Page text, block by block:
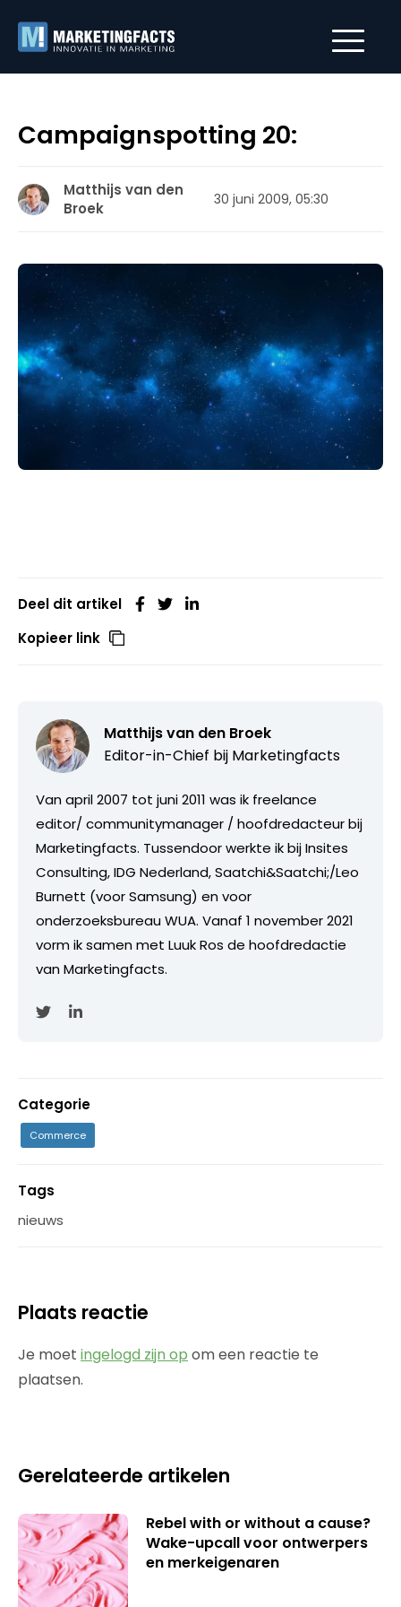
Campaignspotting 20:
Matthijs van den
Broek
30 juni 2009, 05:30
Deel dit artikel
Kopieer link
Matthijs van den Broek
Editor-in-Chief bij Marketingfacts
Van april 2007 tot juni 2011 was ik freelance
editor/ communitymanager / hoofdredacteur bij
Marketingfacts. Tussendoor werkte ik bij Insites
Consulting, IDG Nederland, Saatchi&Saatchi;/Leo
Burnett (voor Samsung) en voor
onderzoeksbureau WUA. Vanaf 1 november 2021
vorm ik samen met Luuk Ros de hoofdredactie
van Marketingfacts.
Categorie
Commerce
Tags
nieuws
Plaats reactie
Je moet ingelogd zijn op om een reactie te
plaatsen.
Gerelateerde artikelen
Rebel with or without a cause?
Wake-upcall voor ontwerpers
en merkeigenaren